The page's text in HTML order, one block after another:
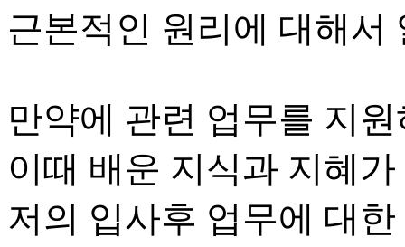
근본적인 원리에 대해서
만약에 관련 업무를 지
이때 배운 지식과 지혜가
저의 입사후 업무에 대